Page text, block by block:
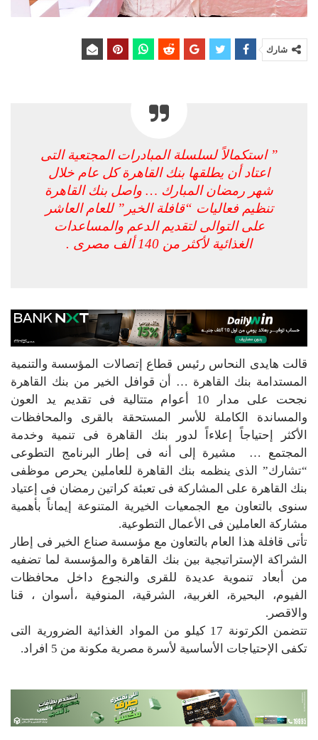
شارك
” استكمالاً لسلسلة المبادرات المجتعية التى
اعتاد أن يطلقها بنك القاهرة كل عام خلال
شهر رمضان المبارك … واصل بنك القاهرة
تنظيم فعاليات “قافلة الخير” للعام العاشر
على التوالى لتقديم الدعم والمساعدات
الغذائية لأكثر من 140 ألف مصرى .
قالت هايدى النحاس رئيس قطاع إتصالات المؤسسة والتنمية
المستدامة بنك القاهرة … أن قوافل الخير من بنك القاهرة
نجحت على مدار 10 أعوام متتالية فى تقديم يد العون
والمساندة الكاملة للأسر المستحقة بالقرى والمحافظات
الأكثر إحتياجاً إعلاءاً لدور بنك القاهرة فى تنمية وخدمة
المجتمع … مشيرة إلى أنه فى إطار البرنامج التطوعى
“تشارك” الذى ينظمه بنك القاهرة للعاملين يحرص موظفى
بنك القاهرة على المشاركة فى تعبئة كراتين رمضان فى إعتياد
سنوى بالتعاون مع الجمعيات الخيرية المتنوعة إيماناً بأهمية
مشاركة العاملين فى الأعمال التطوعية.
تأتى قافلة هذا العام بالتعاون مع مؤسسة صناع الخير فى إطار
الشراكة الإستراتيجية بين بنك القاهرة والمؤسسة لما تضفيه
من أبعاد تنموية عديدة للقرى والنجوع داخل محافظات
الفيوم، البحيرة، الغربية، الشرقية، المنوفية ،أسوان ، قنا
والاقصر.
تتضمن الكرتونة 17 كيلو من المواد الغذائية الضرورية التى
تكفى الإحتياجات الأساسية لأسرة مصرية مكونة من 5 افراد.